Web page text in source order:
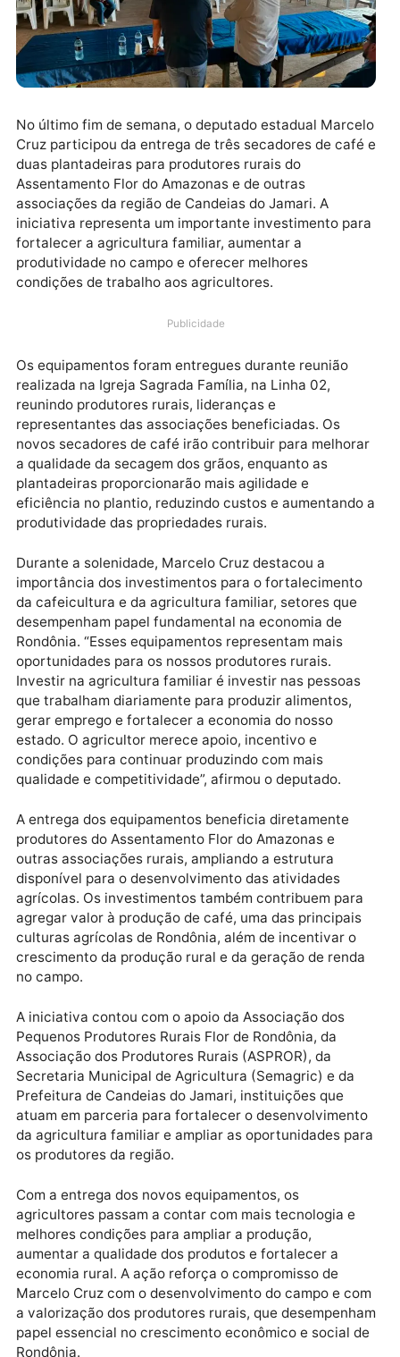
No último fim de semana, o deputado estadual
Cruz participou da entrega de três secadores de
duas plantadeiras para produtores rurais do
Assentamento Flor do Amazonas e de outras
iniciativa representa um importante investimento
produtividade no campo e oferecer melhores
condições de trabalho aos agricultores.
Publicidade
Os equipamentos foram entregues durante reunião
realizada na Igreja Sagrada Família, na Linha 02,
reunindo produtores rurais, lideranças e
novos secadores de café irão contribuir para
a qualidade da secagem dos grãos, enquanto as
plantadeiras proporcionarão mais agilidade e
eficiência no plantio, reduzindo custos e
produtividade das propriedades rurais.
Durante a solenidade, Marcelo Cruz destacou a
importância dos investimentos para o
da cafeicultura e da agricultura familiar, setores que
desempenham papel fundamental na economia de
Rondônia. “Esses equipamentos representam mais
Investir na agricultura familiar é investir nas pessoas
que trabalham diariamente para produzir alimentos,
gerar emprego e fortalecer a economia do nosso
estado. O agricultor merece apoio, incentivo e
condições para continuar produzindo com mais
qualidade e competitividade”, afirmou o deputado.
A entrega dos equipamentos beneficia diretamente
outras associações rurais, ampliando a estrutura
disponível para o desenvolvimento das atividades
agrícolas. Os investimentos também contribuem
agregar valor à produção de café, uma das
culturas agrícolas de Rondônia, além de incentivar o
crescimento da produção rural e da geração de
no campo.
A iniciativa contou com o apoio da Associação dos
Pequenos Produtores Rurais Flor de Rondônia, da
Associação dos Produtores Rurais (ASPROR), da
Secretaria Municipal de Agricultura (Semagric) e da
Prefeitura de Candeias do Jamari, instituições que
atuam em parceria para fortalecer o
da agricultura familiar e ampliar as oportunidades